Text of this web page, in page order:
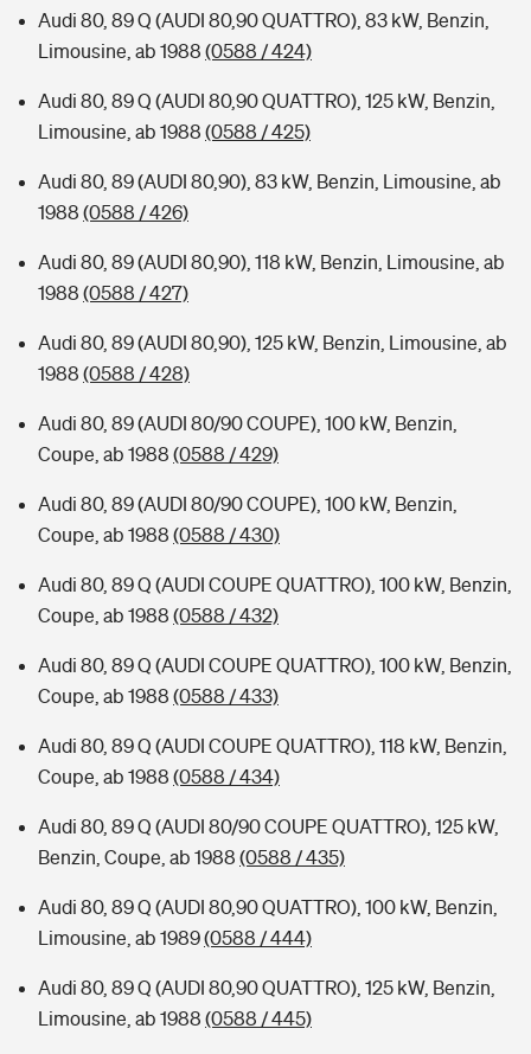
Audi 80, 89 Q (AUDI 80,90 QUATTRO), 83 kW, Benzin,
Limousine, ab 1988 (0588 / 424)
Audi 80, 89 Q (AUDI 80,90 QUATTRO), 125 kW, Benzin,
Limousine, ab 1988 (0588 / 425)
Audi 80, 89 (AUDI 80,90), 83 kW, Benzin, Limousine, ab
1988 (0588 / 426)
Audi 80, 89 (AUDI 80,90), 118 kW, Benzin, Limousine, ab
1988 (0588 / 427)
Audi 80, 89 (AUDI 80,90), 125 kW, Benzin, Limousine, ab
1988 (0588 / 428)
Audi 80, 89 (AUDI 80/90 COUPE), 100 kW, Benzin,
Coupe, ab 1988 (0588 / 429)
Audi 80, 89 (AUDI 80/90 COUPE), 100 kW, Benzin,
Coupe, ab 1988 (0588 / 430)
Audi 80, 89 Q (AUDI COUPE QUATTRO), 100 kW, Benzin,
Coupe, ab 1988 (0588 / 432)
Audi 80, 89 Q (AUDI COUPE QUATTRO), 100 kW, Benzin,
Coupe, ab 1988 (0588 / 433)
Audi 80, 89 Q (AUDI COUPE QUATTRO), 118 kW, Benzin,
Coupe, ab 1988 (0588 / 434)
Audi 80, 89 Q (AUDI 80/90 COUPE QUATTRO), 125 kW,
Benzin, Coupe, ab 1988 (0588 / 435)
Audi 80, 89 Q (AUDI 80,90 QUATTRO), 100 kW, Benzin,
Limousine, ab 1989(0588 / 444)
Audi 80, 89 Q (AUDI 80,90 QUATTRO), 125 kW, Benzin,
Limousine, ab 1988 (0588 / 445)